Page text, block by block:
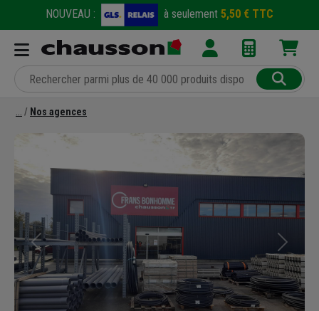
NOUVEAU : à seulement 5,50 € TTC
Nos agences
Précédent Suivant